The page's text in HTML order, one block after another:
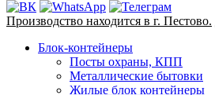
Производство находится в г. Пестово.
Блок-контейнеры
Посты охраны, КПП
Металлические бытовки
Жилые блок контейнеры